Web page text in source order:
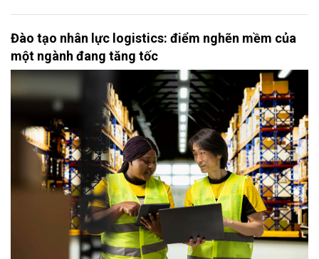
Đào tạo nhân lực logistics: điểm nghẽn mềm của
một ngành đang tăng tốc